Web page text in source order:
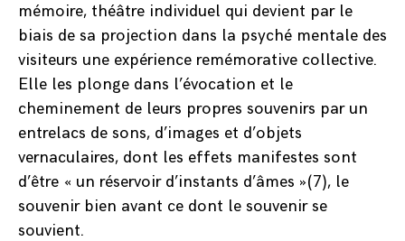
mémoire, théâtre individuel qui devient par le
biais de sa projection dans la psyché mentale des
visiteurs une expérience remémorative collective.
Elle les plonge dans l’évocation et le
cheminement de leurs propres souvenirs par un
entrelacs de sons, d’images et d’objets
vernaculaires, dont les effets manifestes sont
d’être « un réservoir d’instants d’âmes »(7), le
souvenir bien avant ce dont le souvenir se
souvient.